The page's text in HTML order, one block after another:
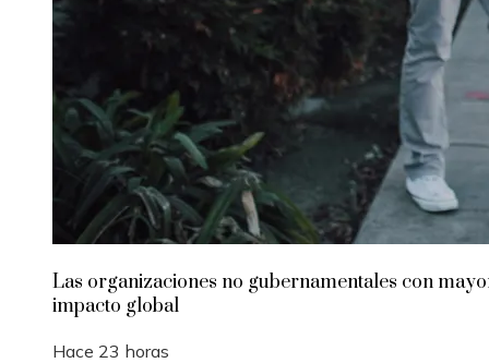
Las organizaciones no gubernamentales con
impacto global
Hace 23 horas